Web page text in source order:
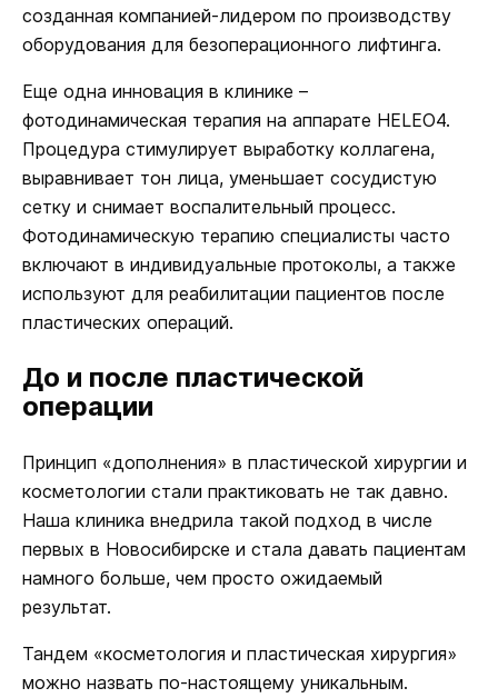
созданная компанией-лидером по производству
оборудования для безоперационного лифтинга.
Еще одна инновация в клинике –
фотодинамическая терапия на аппарате HELEO4.
Процедура стимулирует выработку коллагена,
выравнивает тон лица, уменьшает сосудистую
сетку и снимает воспалительный процесс.
Фотодинамическую терапию специалисты часто
включают в индивидуальные протоколы, а также
используют для реабилитации пациентов после
пластических операций.
До и после пластической
операции
Принцип «дополнения» в пластической хирургии и
косметологии стали практиковать не так давно.
Наша клиника внедрила такой подход в числе
первых в Новосибирске и стала давать пациентам
намного больше, чем просто ожидаемый
результат.
Тандем «косметология и пластическая хирургия»
можно назвать по-настоящему уникальным.